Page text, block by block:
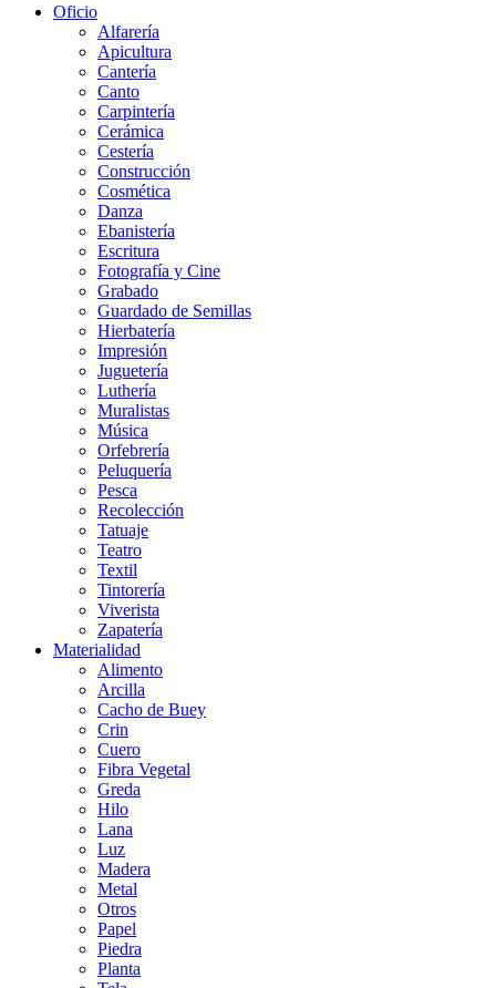
Oficio
Alfarería
Apicultura
Cantería
Canto
Carpintería
Cerámica
Cestería
Construcción
Cosmética
Danza
Ebanistería
Escritura
Fotografía y Cine
Grabado
Guardado de Semillas
Hierbatería
Impresión
Juguetería
Luthería
Muralistas
Música
Orfebrería
Peluquería
Pesca
Recolección
Tatuaje
Teatro
Textil
Tintorería
Viverista
Zapatería
Materialidad
Alimento
Arcilla
Cacho de Buey
Crin
Cuero
Fibra Vegetal
Greda
Hilo
Lana
Luz
Madera
Metal
Otros
Papel
Piedra
Planta